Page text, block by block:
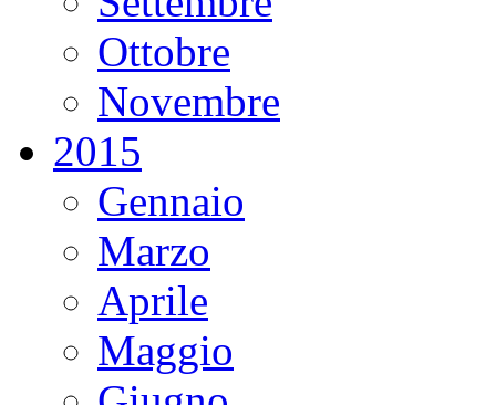
Ottobre
Novembre
2015
Gennaio
Marzo
Aprile
Maggio